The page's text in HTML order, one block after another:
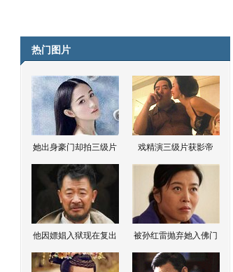
热门图片
她出身豪门却拍三级片 戏精演三级片获影帝
他因嫖娼入狱现在复出 被孙红雷抛弃她入佛门